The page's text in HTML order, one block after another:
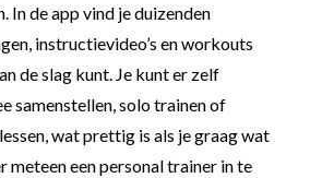
In de app vind je duizenden
instructievideo’s en workouts
de slag kunt. Je kunt er zelf
samenstellen, solo trainen of
wat prettig is als je graag wat
meteen een personal trainer in te